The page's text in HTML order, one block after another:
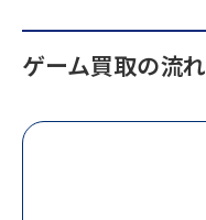
ゲーム買取の流れ